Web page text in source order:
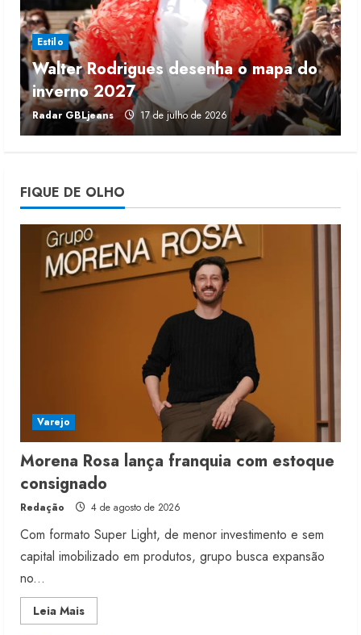
3
5 de agosto de 2026
4
Fakini prevê R$345 milhões de
receita em 2026
4 de agosto de 2026
5
Projeto testa passaporte digital na
moda nacional
4 de agosto de 2026
Estilo
Walter Rodrigues desenha o mapa do
inverno 2027
Radar GBLjeans 17 de julho de 2026
FIQUE DE OLHO
Varejo
Morena Rosa lança franquia com estoque
consignado
Redação 4 de agosto de 2026
Com formato Super Light, de menor investimento e sem
capital imobilizado em produtos, grupo busca expansão
no...
Leia MaisRead
more